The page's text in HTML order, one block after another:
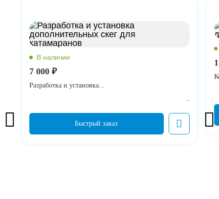
7 000 ₽
Разработка и установка...